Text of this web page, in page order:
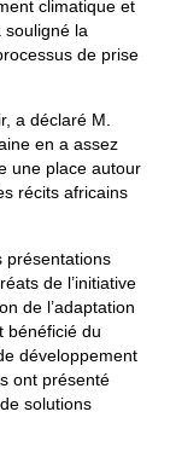
climatique et
souligné la
de prise
a déclaré M.
en a assez
une place autour
récits africains
présentations
de l’initiative
de l’adaptation
bénéficié du
développement
ont présenté
solutions